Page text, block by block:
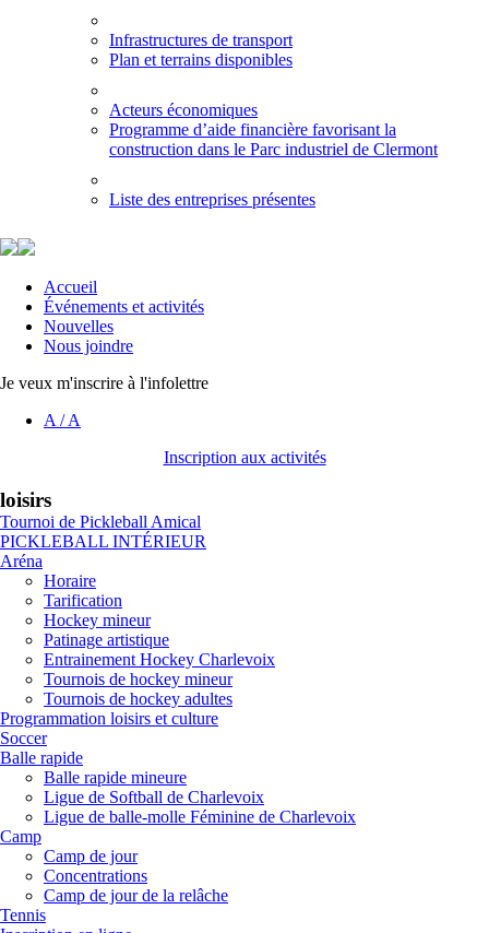
Infrastructures de transport
Plan et terrains disponibles
Acteurs économiques
Programme d’aide financière favorisant la
construction dans le Parc industriel de Clermont
Liste des entreprises présentes
Accueil
Événements et activités
Nouvelles
Nous joindre
Je veux m'inscrire à l'infolettre
A /A
Inscription aux activités
loisirs
Tournoi de Pickleball Amical
PICKLEBALL INTÉRIEUR
Aréna
Horaire
Tarification
Hockey mineur
Patinage artistique
Entrainement Hockey Charlevoix
Tournois de hockey mineur
Tournois de hockey adultes
Programmation loisirs et culture
Soccer
Balle rapide
Balle rapide mineure
Ligue de Softball de Charlevoix
Ligue de balle-molle Féminine de Charlevoix
Camp
Camp de jour
Concentrations
Camp de jour de la relâche
Tennis